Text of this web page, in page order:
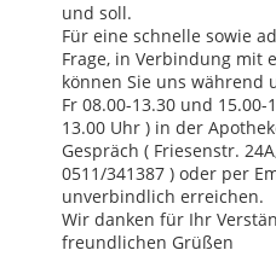
und soll.
Für eine schnelle sowie
Frage, in Verbindung mit
können Sie uns während
Fr 08.00-13.30 und 15.00-
13.00 Uhr ) in der
Gespräch ( Friesenstr.
0511/341387 ) oder per
unverbindlich erreichen.
Wir danken für Ihr
freundlichen Grüßen